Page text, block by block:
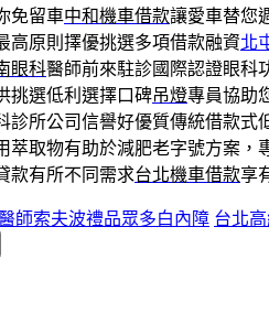
免留車中和機車借款讓愛車替您
高原則擇優挑選多項借款融資北
眼科醫師前來駐診國際認證眼科
挑選低利選擇口碑吊燈專員協助
診所公司信譽好優質傳統借款式
萃取物有助於減肥老字號方案，
款有所不同需求台北機車借款享
師索夫波禮品眾多白內障 台北